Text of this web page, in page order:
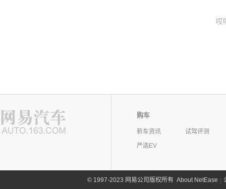
哎
购车
新车资讯
试驾评测
严选EV
©1997-2023 网易公司版权所有 About NetEase